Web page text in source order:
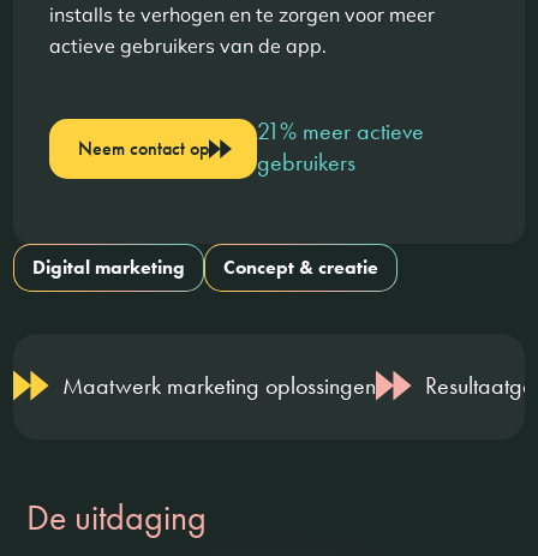
installs te verhogen en te zorgen voor meer
actieve gebruikers van de app.
Neem contact op
21% meer actieve
gebruikers
Digital marketing Concept & creatie
Maatwerk marketing oplossingen
De uitdaging